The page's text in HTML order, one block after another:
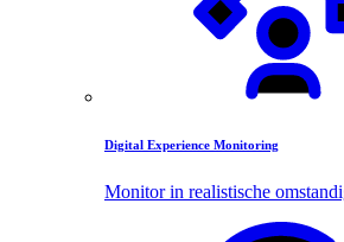
Digital Experience Monitoring
Monitor in realistische